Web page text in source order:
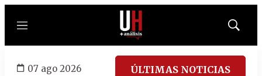
Menú
Mostrar
07 ago 2026 ÚLTIMAS NOTICIAS